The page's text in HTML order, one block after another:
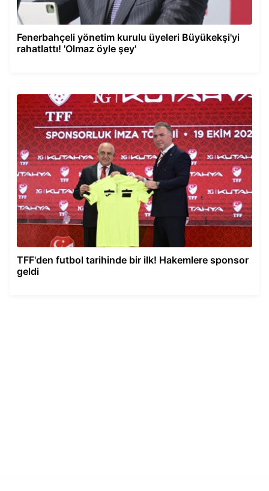
Fenerbahçeli yönetim kurulu üyeleri Büyükekşi'yi
rahatlattı! 'Olmaz öyle şey'
TFF'den futbol tarihinde bir ilk! Hakemlere sponsor
geldi